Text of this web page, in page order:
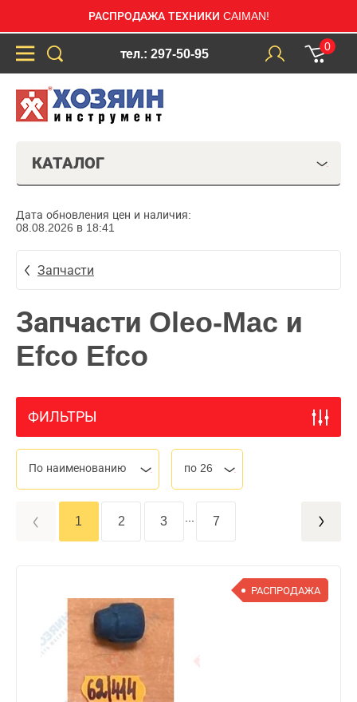
РАСПРОДАЖА ТЕХНИКИ CAIMAN!
тел.: 297-50-95
0
КАТАЛОГ
Дата обновления цен и наличия:
08.08.2026 в 18:41
Запчасти
Запчасти Oleo-Mac и
Efco Efco
ФИЛЬТРЫ
По наименованию по 26
1 2 3 7
РАСПРОДАЖА